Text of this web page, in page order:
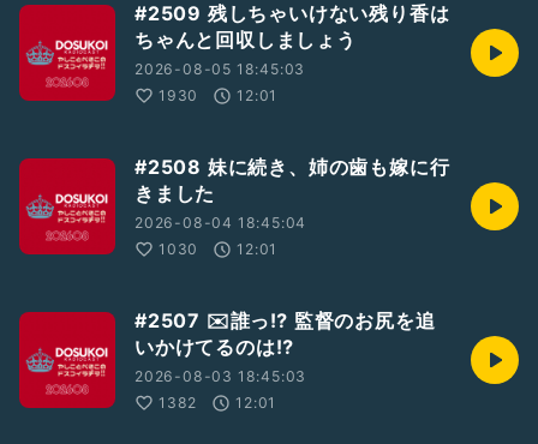
#2509 残しちゃいけない残り香は
ちゃんと回収しましょう
2026-08-05 18:45:03
1930
12:01
#2508 妹に続き、姉の歯も嫁に行
きました
2026-08-04 18:45:04
1030
12:01
#2507 ✉️誰っ⁉︎ 監督のお尻を追
いかけてるのは⁉︎
2026-08-03 18:45:03
1382
12:01